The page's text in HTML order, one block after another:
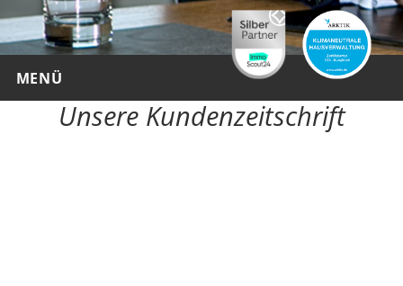
MENÜ commentarius
Unsere Kundenzeitschrift